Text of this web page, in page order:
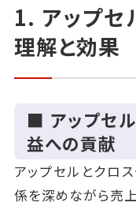
1. アップセ
理解と効果
■ アップセ
益への貢献
アップセルとクロ
係を深めながら売